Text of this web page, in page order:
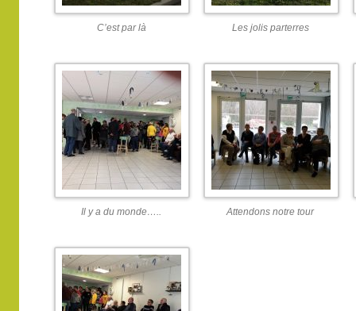
C’est par là Les jolis parterres
Il y a du monde….. Attendons notre tour